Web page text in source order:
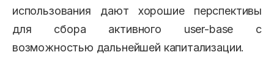
использования дают хорошие перспективы
для сбора активного user-base с
возможностью дальнейшей капитализации.